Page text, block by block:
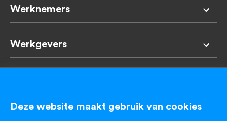
Werknemers
Werkgevers
Deze website maakt gebruik van cookies